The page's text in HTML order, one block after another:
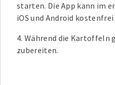
starten. Die App kann im
iOS und Android
4. Während die Kartoffeln
zubereiten.